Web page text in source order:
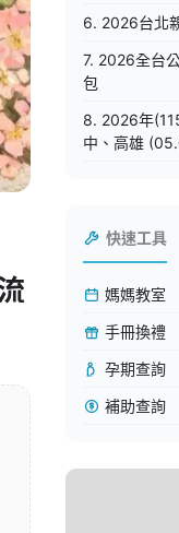
6. 2026台北
7. 2026全台
包
8. 2026年
中、高雄
快速工具
媽媽教室
手冊換禮
孕期查詢
補助查詢